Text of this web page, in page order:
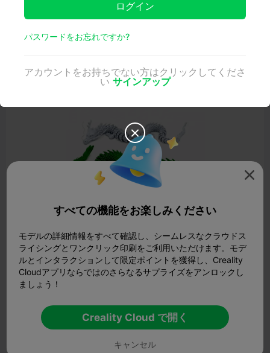
ボールジョイント、ヒンジ、フック、フレ
キシブルコネクターなど、さまざまな形があります。
多関節モデルの一般的な例としては、アクションフィギュ
ントを思い浮かべてください！これらのデザインの美しさ
は、そのダイナミックな性質にあり、楽しいプリントと機
2.必要なツールとソフトウェア
す。幸いなことに、初心者向けのツールからプロ仕様のプ
ログラムまで、たくさんのCAD（コンピュータ支援設計）

ログイン
パスワードをお忘れですか?
アカウントをお持ちでない方はクリックしてくださ
い サインアップ

すべての機能をお楽しみください
モデルの詳細情報をすべて確認し、シームレスなクラウドス
ライシングとワンクリック印刷をご利用いただけます。モデ
ルとインタラクションして限定ポイントを獲得し、Creality
Cloudアプリならではのさらなるサプライズをアンロックし
ましょう！
Creality Cloud で開く
キャンセル